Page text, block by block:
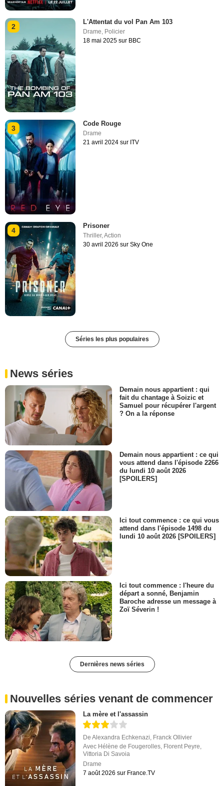
2
L'Attentat du vol Pan Am 103
Drame, Policier
18 mai 2025 sur BBC
3
Code Rouge
Drame
21 avril 2024 sur ITV
4
Prisoner
Thriller,Action
30 avril 2026 sur Sky One
Séries les plus populaires
News séries
Demain nous appartient : qui
fait du chantage à Soizic et
Samuel pour récupérer l'argent
? On a la réponse
Demain nous appartient : ce qui
vous attend dans l'épisode 2266
du lundi 10 août 2026
[SPOILERS]
Ici tout commence : ce qui vous
attend dans l'épisode 1498 du
lundi 10 août 2026 [SPOILERS]
Ici tout commence : l'heure du
départ a sonné, Benjamin
Baroche adresse un message à
Zoï Séverin !
Dernières news séries
Nouvelles séries venant de commencer
La mère et l'assassin
DeAlexandra Echkenazi, Franck Ollivier
Avec Hélène de Fougerolles, Florent Peyre,
Vittoria Di Savoia
Drame
7 août 2026 sur France.TV